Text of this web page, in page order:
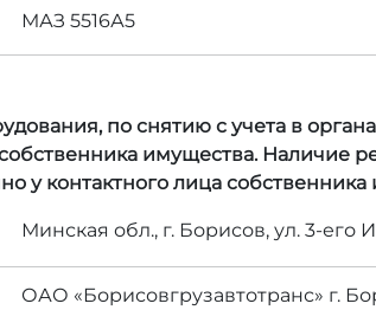
МАЗ 5516А5
по снятию с учета в
имущества. Наличие
у контактного лица
Минская обл., г. Борисов, ул. 3-его
ОАО «Борисовгрузавтотранс» г.